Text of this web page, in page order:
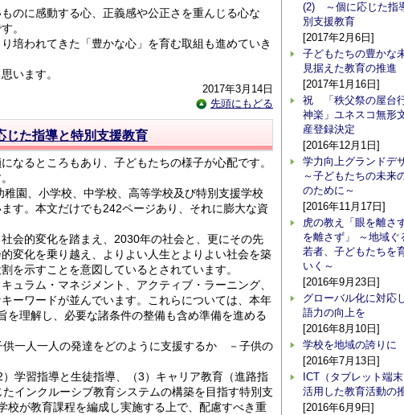
のに感動する心、正義感や公正さを重んじる心な
。
培われてきた「豊かな心」を育む取組も進めていき
います。
2017年3月14日
先頭にもどる
た指導と特別支援教育
るところもあり、子どもたちの様子が心配です。
園、小学校、中学校、高等学校及び特別支援学校
す。本文だけでも242ページあり、それに膨大な資
会的変化を踏まえ、2030年の社会と、更にその先
変化を乗り越え、よりよい人生とよりよい社会を築
を示すことを意図しているとされています。
ラム・マネジメント、アクティブ・ラーニング、
ーワードが並んでいます。これらについては、本年
理解し、必要な諸条件の整備も含め準備を進める
一人一人の発達をどのように支援するか －子供の
学習指導と生徒指導、（3）キャリア教育（進路指
インクルーシブ教育システムの構築を目指す特別支
が教育課程を編成し実施する上で、配慮すべき重
(2) ～個に応じた指
別支援教育
[2017年2月6日]
子どもたちの豊かな
見据えた教育の推進
[2017年1月16日]
祝 「秩父祭の屋台
神楽」ユネスコ無形
産登録決定
[2016年12月1日]
学力向上グランドデ
～子どもたちの未来
のために～
[2016年11月17日]
虎の教え「眼を離さ
を離さず」 ～地域ぐ
若者、子どもたちを
いく～
[2016年9月23日]
グローバル化に対応
語力の向上を
[2016年8月10日]
学校を地域の誇りに
[2016年7月13日]
ICT（タブレット端
活用した教育活動の
[2016年6月9日]